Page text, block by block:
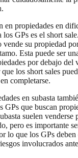
en propiedades en
los GPs es el short
vende su propiedad
Esta puede ser
por debajo del
los short sales
completarse.
en subasta
GPs que buscan
suelen
pero es importante
lo que los GPs deben
involucrados